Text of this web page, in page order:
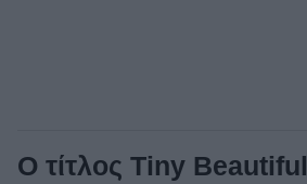
Ο τίτλος Tiny